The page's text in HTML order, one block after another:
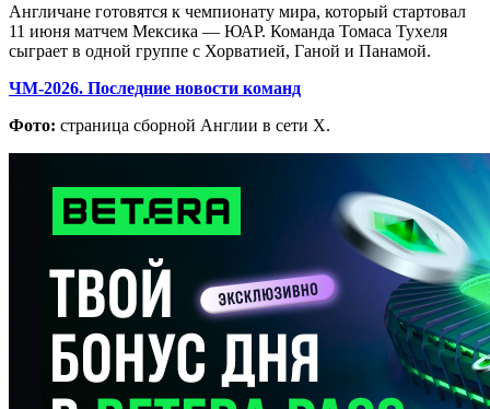
Англичане готовятся к чемпионату мира, который стартовал
11 июня матчем Мексика — ЮАР. Команда Томаса Тухеля
сыграет в одной группе с Хорватией, Ганой и Панамой.
ЧМ-2026. Последние новости команд
Фото: страница сборной Англии в сети Х.